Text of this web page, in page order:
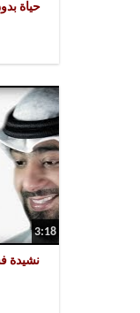
3:18